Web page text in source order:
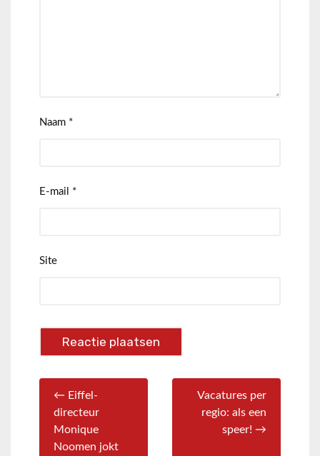
Naam *
E-mail *
Site
← Eiffel-
directeur
Monique
Noomen jokt
Vacatures per
regio: als een
speer! →